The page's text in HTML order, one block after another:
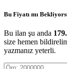
Bu Fiyatı mı
Bu ilan şu anda
size hemen
yazmanız yeterli.